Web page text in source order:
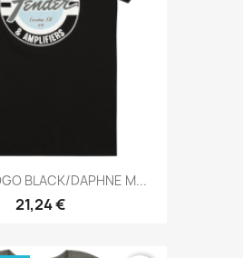
BLACK/DAPHNE M...
21,24 €